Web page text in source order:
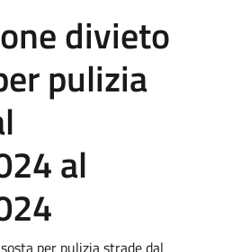
divieto
pulizia
al
per pulizia strade dal